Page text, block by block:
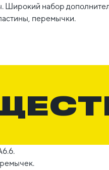
Широкий набор
перемычки.